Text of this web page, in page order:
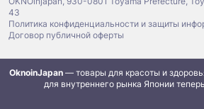
43
Политика конфиденциальности и защиты
Договор публичной оферты
OknoinJapan — товары для красоты и
для внутреннего рынка Японии